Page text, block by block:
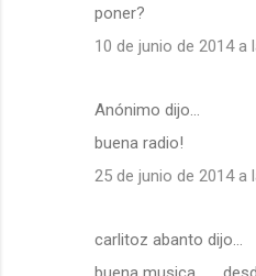
poner?
10 de junio de 2014 a
Anónimo dijo…
buena radio!
25 de junio de 2014 a
carlitoz abanto dijo…